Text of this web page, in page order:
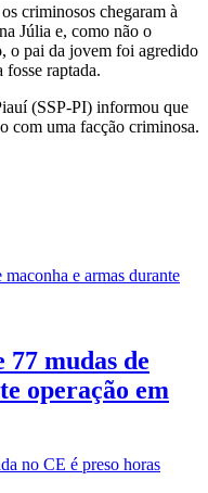
criminosos chegaram à
Júlia e, como não o
o pai da jovem foi agredido
raptada.
(SSP-PI) informou que
com uma facção criminosa.
mudas de
operação em